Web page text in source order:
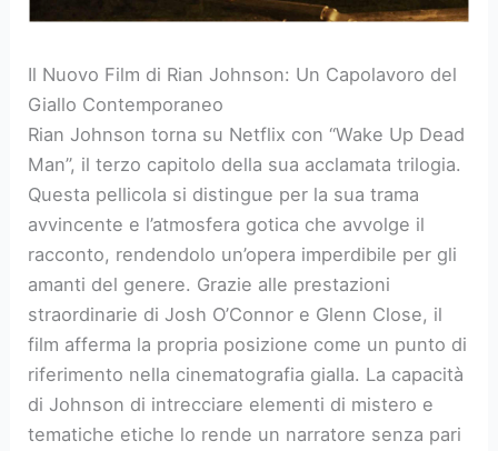
Il Nuovo Film di Rian Johnson: Un Capolavoro del
Giallo Contemporaneo
Rian Johnson torna su Netflix con “Wake Up Dead
Man”, il terzo capitolo della sua acclamata trilogia.
Questa pellicola si distingue per la sua trama
avvincente e l’atmosfera gotica che avvolge il
racconto, rendendolo un’opera imperdibile per gli
amanti del genere. Grazie alle prestazioni
straordinarie di Josh O’Connor e Glenn Close, il
film afferma la propria posizione come un punto di
riferimento nella cinematografia gialla. La capacità
di Johnson di intrecciare elementi di mistero e
tematiche etiche lo rende un narratore senza pari